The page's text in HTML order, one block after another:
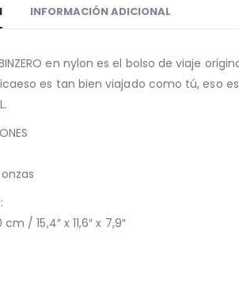
INFORMACIÓN ADICIONAL
en nylon es el bolso de viaje
es tan bien viajado como tú, eso
/ 15,4″ x 11,6″ x 7,9″